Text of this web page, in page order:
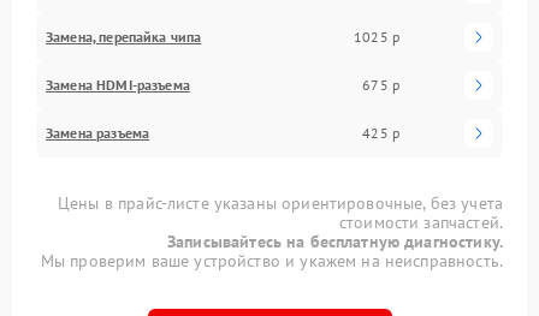
Замена, перепайка чипа 1025 р
Замена HDMI-разъема 675 р
Замена разъема 425 р
Цены в прайс-листе указаны ориентировочные, без учета
стоимости запчастей.
Записывайтесь на бесплатную диагностику.
Мы проверим ваше устройство и укажем на неисправность.